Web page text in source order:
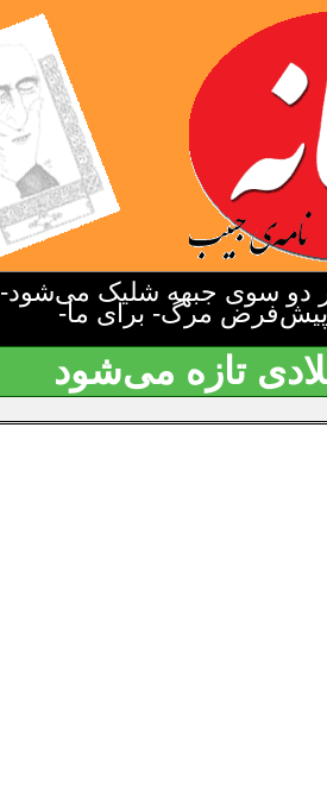
دو سوی جبهه شلیک می‌شود-
مرگ- برای ما-
تازه می‌شود